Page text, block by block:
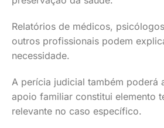
Relatórios de médicos,
outros profissionais podem
necessidade.
A perícia judicial também poderá
apoio familiar constitui elemento
relevante no caso específico.